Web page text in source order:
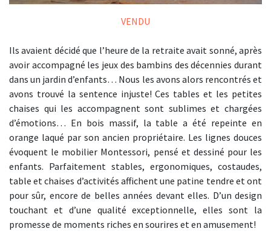
VENDU
Ils avaient décidé que l’heure de la retraite avait sonné, après
avoir accompagné les jeux des bambins des décennies durant
dans un jardin d’enfants… Nous les avons alors rencontrés et
avons trouvé la sentence injuste! Ces tables et les petites
chaises qui les accompagnent sont sublimes et chargées
d’émotions… En bois massif, la table a été repeinte en
orange laqué par son ancien propriétaire. Les lignes douces
évoquent le mobilier Montessori, pensé et dessiné pour les
enfants. Parfaitement stables, ergonomiques, costaudes,
table et chaises d’activités affichent une patine tendre et ont
pour sûr, encore de belles années devant elles. D’un design
touchant et d’une qualité exceptionnelle, elles sont la
promesse de moments riches en sourires et en amusement!